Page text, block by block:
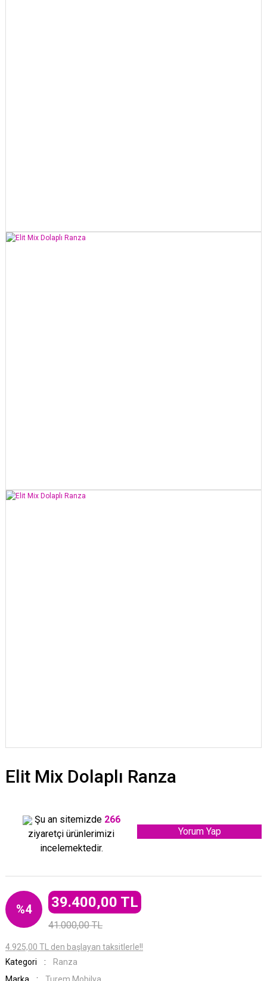
Elit Mix Dolaplı Ranza
Şu an sitemizde 266
ziyaretçi ürünlerimizi
incelemektedir.
Yorum Yap
%4 39.400,00 TL
41.000,00 TL
4.925,00 TL den başlayan taksitlerle!!
Kategori
Ranza